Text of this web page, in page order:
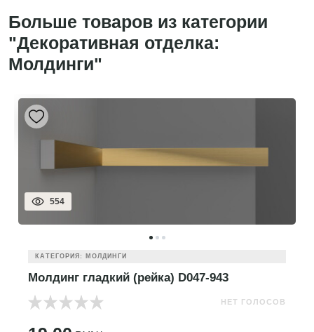
Больше товаров из категории
"Декоративная отделка:
Молдинги"
554
КАТЕГОРИЯ: МОЛДИНГИ
Молдинг гладкий (рейка) D047-943
НЕТ ГОЛОСОВ